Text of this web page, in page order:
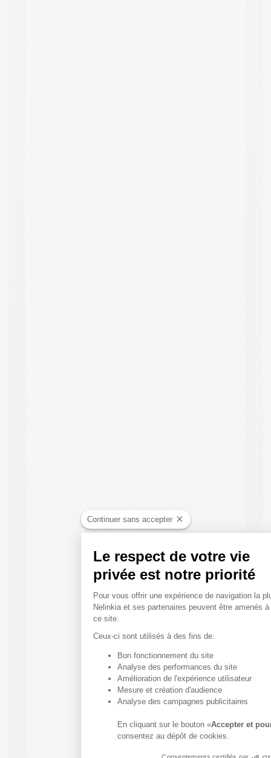
Continuer sans accepter
Le respect de votre vie
privée est notre priorité
Plateforme de Gestion
Pour vous offrir une expérience de navigation la
Nelinkia et ses partenaires peuvent être amenés
ce site.
Ceux-ci sont utilisés à des fins de:
Bon fonctionnement du site
Analyse des performances du site
Amélioration de l'expérience utilisateur
Mesure et création d'audience
Analyse des campagnes publicitaires
En cliquant sur le bouton «Accepter et
consentez au dépôt de cookies.
Axeptio consent